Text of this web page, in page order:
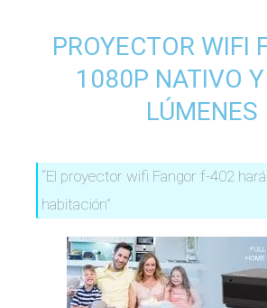
PROYECTOR WIFI
1080P NATIVO
LÚMENES
“El proyector wifi Fangor f-402
habitación”